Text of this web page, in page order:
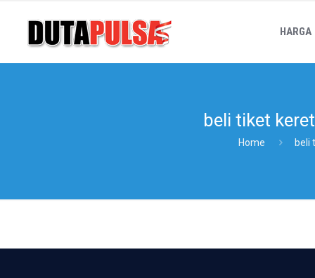
HARGA
beli tiket
Home beli